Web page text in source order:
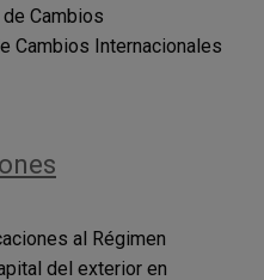
Cambios
Cambios Internacionales
al Régimen
del exterior en